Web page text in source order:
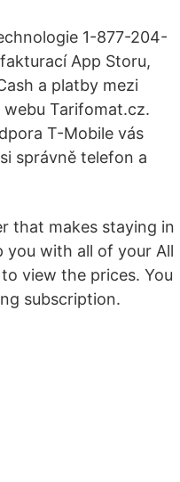
1-877-204-
App Storu,
a platby mezi
webu Tarifomat.cz.
T-Mobile vás
správně telefon a
that makes staying in
you with all of your All
view the prices. You
subscription.